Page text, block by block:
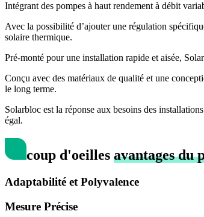
Intégrant des pompes à haut rendement à débit
Avec la possibilité d’ajouter une régulation
solaire thermique.
Pré-monté pour une installation rapide et aisée,
Conçu avec des matériaux de qualité et une
le long terme.
Solarbloc est la réponse aux besoins des
égal.
coup d'oeilles avantages du
Adaptabilité et Polyvalence
Mesure Précise